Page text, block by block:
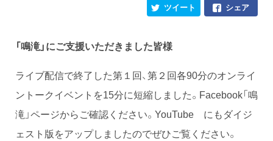
シェア
ツイート
「鳴滝」にご支援いただきました皆様
ライブ配信で終了した第１回、第２回各90分のオンライ
ントークイベントを15分に短縮しました。Facebook「鳴
滝」ページからご確認ください。YouTube にもダイジ
ェスト版をアップしましたのでぜひご覧ください。